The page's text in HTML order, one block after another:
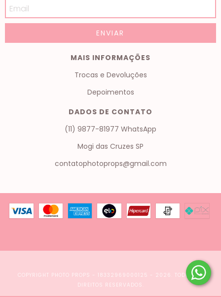
MAIS INFORMAÇÕES
Trocas e Devoluções
Depoimentos
DADOS DE CONTATO
(11) 9877-81977 WhatsApp
Mogi das Cruzes SP
contatophotoprops@gmail.com
COPYRIGHT PHOTO PROPS - 18332969000125 - 2026. TODOS OS
DIREITOS RESERVADOS.